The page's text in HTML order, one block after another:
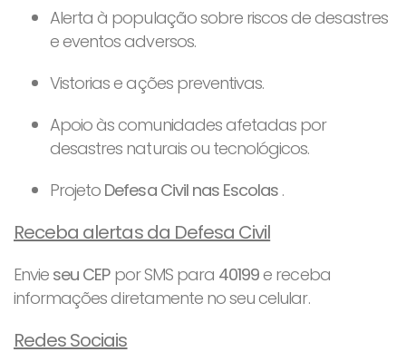
Alerta à população sobre riscos de desastres
e eventos adversos.
Vistorias e ações preventivas.
Apoio às comunidades afetadas por
desastres naturais ou tecnológicos.
Projeto Defesa Civil nas Escolas .
Receba alertas da Defesa Civil
Envie seu CEPpor SMS para 40199e receba
informações diretamente no seu celular.
Redes Sociais